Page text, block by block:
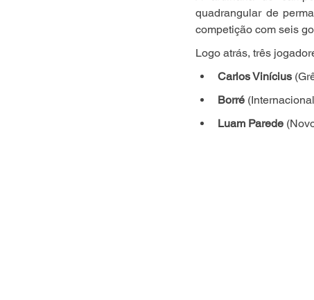
quadrangular de
competição com seis
Logo atrás, três
Carlos Vinícius
Borré
Luam Parede